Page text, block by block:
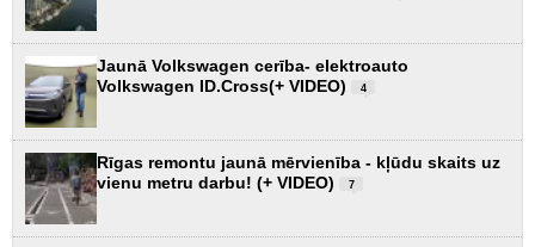
Jaunā Volkswagen cerība- elektroauto
Volkswagen ID.Cross(+ VIDEO)
4
Rīgas remontu jaunā mērvienība - kļūdu skaits uz
vienu metru darbu! (+ VIDEO)
7